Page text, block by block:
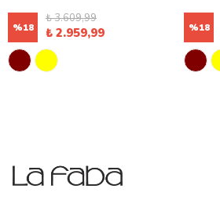
%18
₺ 3.609,99
₺ 2.959,99 %18